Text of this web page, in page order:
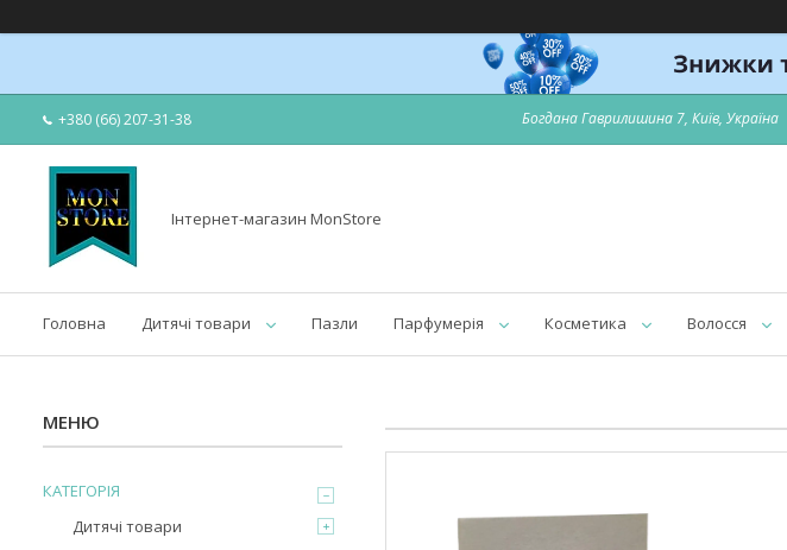
+380 (66) 207-31-38 Богдана Гаврилишина 7, Київ, Україна
Інтернет-магазин MonStore
Головна Дитячі товари Пазли Парфумерія Косметика Волосся
КАТЕГОРІЯ
Дитячі товари